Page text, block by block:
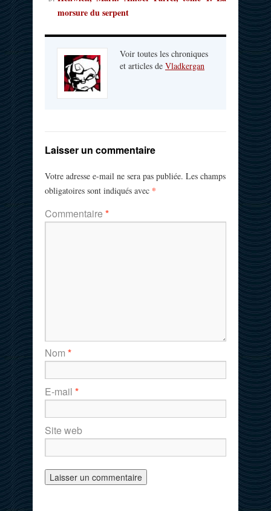
morsure du serpent
Voir toutes les chroniques
et articles de Vladkergan
Laisser un commentaire
Votre adresse e-mail ne sera pas publiée. Les champs
obligatoires sont indiqués avec *
Commentaire *
Nom *
E-mail *
Site web